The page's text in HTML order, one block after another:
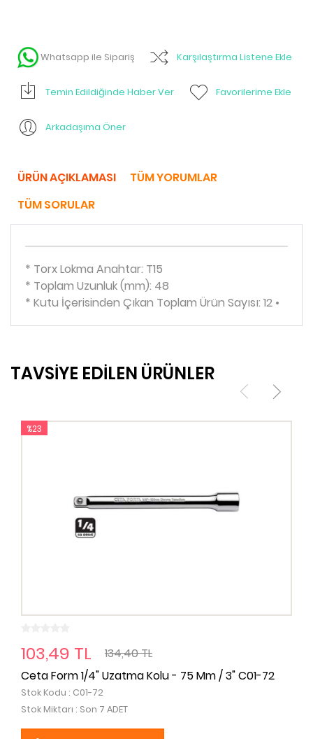
Whatsapp ile Sipariş Karşılaştırma Listene Ekle
Temin Edildiğinde Haber Ver Favorilerime Ekle
Arkadaşıma Öner
ÜRÜN AÇIKLAMASI
TÜM YORUMLAR
TÜM SORULAR
* Torx Lokma Anahtar: T15
* Toplam Uzunluk (mm): 48
* Kutu İçerisinden Çıkan Toplam Ürün Sayısı: 12 •
TAVSİYE EDİLEN ÜRÜNLER
%23
103,49 TL
134,40 TL
Ceta Form 1/4" Uzatma Kolu - 75 Mm / 3" C01-72
Stok Kodu : C01-72
Stok Miktarı : Son 7 ADET